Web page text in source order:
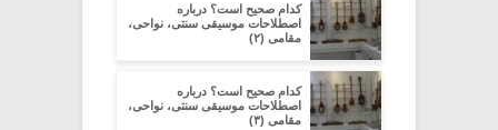
کدام صحیح است؟ درباره
اصطلاحات موسیقی سنتی، نواحی،
مقامی (۲)
کدام صحیح است؟ درباره
اصطلاحات موسیقی سنتی، نواحی،
مقامی (۳)